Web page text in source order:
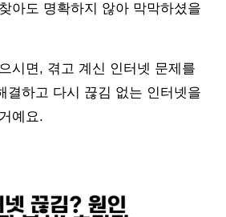
아도 명확하지 않아 막막하셨을
시면, 겪고 계신 인터넷 문제를
결하고 다시 끊김 없는 인터넷을
예요.